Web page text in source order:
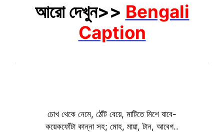
আরো দেখুন>> Bengali
Caption
চোখ থেকে নেমে, ঠোঁট বেয়ে, মাটিতে মিশে যাবে-
কয়েকফোঁটা কান্না সহ; মোহ, মায়া, টান, আবেগ..